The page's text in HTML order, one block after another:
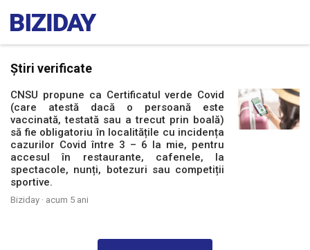
Știri verificate
CNSU propune ca Certificatul verde Covid
(care atestă dacă o persoană este
vaccinată, testată sau a trecut prin boală)
să fie obligatoriu în localitățile cu incidența
cazurilor Covid între 3 – 6 la mie, pentru
accesul în restaurante, cafenele, la
spectacole, nunți, botezuri sau competiții
sportive.
Biziday · acum 5 ani